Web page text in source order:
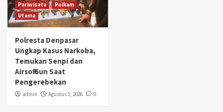
Pariwisata
Polkam
Utama
Polresta Denpasar
Ungkap Kasus Narkoba,
Temukan Senpi dan
Airsoft Gun Saat
Pengerebekan
admin Agustus 5, 2026 0